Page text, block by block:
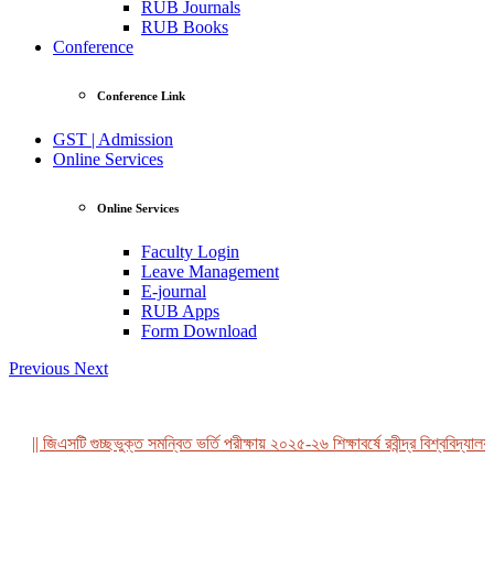
RUB Journals
RUB Books
Conference
Conference Link
GST | Admission
Online Services
Online Services
Faculty Login
Leave Management
E-journal
RUB Apps
Form Download
Previous Next
|| জিএসটি গুচ্ছভুক্ত সমন্বিত ভর্তি পরীক্ষায় ২০২৫-২৬ শিক্ষাবর্ষে রবীন্দ্র